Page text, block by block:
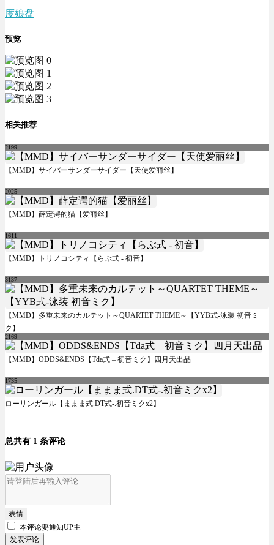
度娘盘
预览
相关推荐
2199
【MMD】サイバーサンダーサイダー【天使爱丽丝】
2025
【MMD】薛定谔的猫【爱丽丝】
1611
【MMD】トリノコシティ【らぶ式 - 初音】
3137
【MMD】多重未来のカルテット～QUARTET THEME～【YYB式-泳装 初音ミ
ク】
2169
【MMD】ODDS&ENDS【Tda式 – 初音ミク】四月天出品
1735
ローリンガール【ままま式.DT式-.初音ミクx2】
总共有 1 条评论
表情
本评论要通知UP主
发表评论